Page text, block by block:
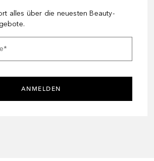
alles über die neuesten Beauty-
*
ANMELDEN